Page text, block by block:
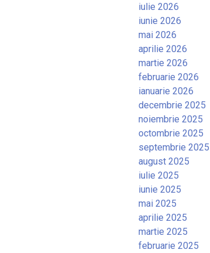
iulie 2026
iunie 2026
mai 2026
aprilie 2026
martie 2026
februarie 2026
ianuarie 2026
decembrie 2025
noiembrie 2025
octombrie 2025
septembrie 2025
august 2025
iulie 2025
iunie 2025
mai 2025
aprilie 2025
martie 2025
februarie 2025